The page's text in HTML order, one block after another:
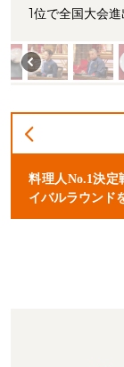
1位で全国大会
料理人No.1決
イバルラウンド